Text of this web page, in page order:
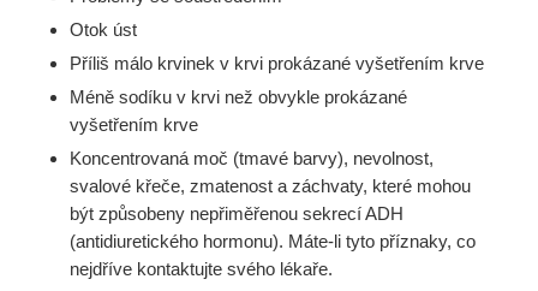
Otok úst
Příliš málo krvinek v krvi prokázané vyšetřením krve
Méně sodíku v krvi než obvykle prokázané
vyšetřením krve
Koncentrovaná moč (tmavé barvy), nevolnost,
svalové křeče, zmatenost a záchvaty, které mohou
být způsobeny nepřiměřenou sekrecí ADH
(antidiuretického hormonu). Máte-li tyto příznaky, co
nejdříve kontaktujte svého lékaře.